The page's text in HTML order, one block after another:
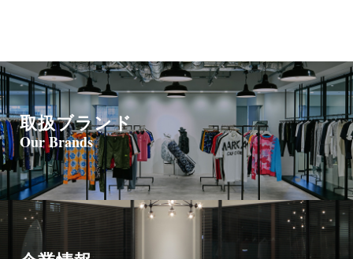
取扱ブランド
Our Brands